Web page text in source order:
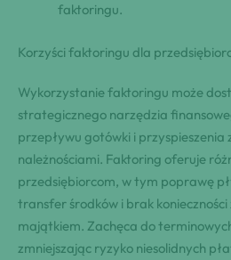
faktoringu.
Korzyści faktoringu dla
Wykorzystanie faktoringu może
strategicznego narzędzia
przepływu gotówki i przyspieszenia
należnościami. Faktoring oferuje
przedsiębiorcom, w tym poprawę
transfer środków i brak
majątkiem. Zachęca do
zmniejszając ryzyko niesolidnych